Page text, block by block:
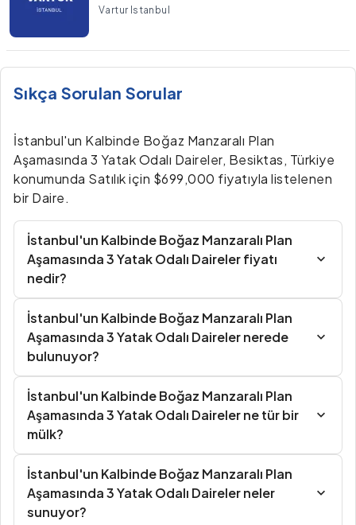
Vartur Istanbul
Sıkça Sorulan Sorular
İstanbul'un Kalbinde Boğaz Manzaralı Plan
Aşamasında 3 Yatak Odalı Daireler, Besiktas, Türkiye
konumunda Satılık için $699,000 fiyatıyla listelenen
bir Daire.
İstanbul'un Kalbinde Boğaz Manzaralı Plan
Aşamasında 3 Yatak Odalı Daireler fiyatı
nedir?
İstanbul'un Kalbinde Boğaz Manzaralı Plan
Aşamasında 3 Yatak Odalı Daireler nerede
bulunuyor?
İstanbul'un Kalbinde Boğaz Manzaralı Plan
Aşamasında 3 Yatak Odalı Daireler ne tür bir
mülk?
İstanbul'un Kalbinde Boğaz Manzaralı Plan
Aşamasında 3 Yatak Odalı Daireler neler
sunuyor?